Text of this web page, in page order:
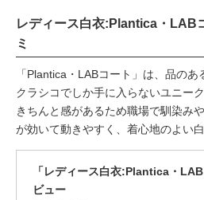
レディース白衣:Plantica・LAB
ミ
「Plantica・LABコート」は、品のあ
クラシコでしか手に入らないユニー
きちんと感があるため職場で馴染み
が効いて動きやすく、着心地のよい白
「レディース白衣:Plantica・
ビュー